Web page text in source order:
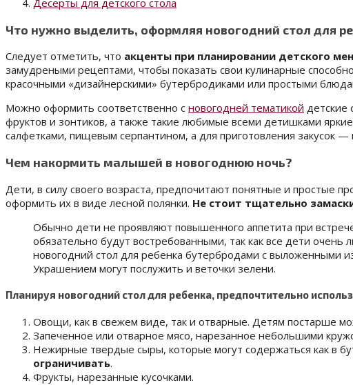
Десерты для детского стола
Что нужно выделить, оформляя новогодний стол для
Следует отметить, что акценты при планировании детского
замудреными рецептами, чтобы показать свои кулинарные
красочными «дизайнерскими» бутербродиками или простыми
Можно оформить соответственно с новогодней тематикой детские
фруктов и зонтиков, а также такие любимые всеми детишками
салфетками, пищевым серпантином, а для приготовления закусок
Чем накормить малышей в новогоднюю ночь?
Дети, в силу своего возраста, предпочитают понятные и простые
оформить их в виде лесной полянки. Не стоит тщательно
Обычно дети не проявляют повышенного аппетита при
обязательно будут востребованными, так как все дети очень
новогодний стол для ребенка бутербродами с выложенными
Украшением могут послужить и веточки зелени.
Планируя новогодний стол для ребенка, предпочтительно
Овощи, как в свежем виде, так и отварные. Детям постарше
Запеченное или отварное мясо, нарезанное небольшими
Нежирные твердые сыры, которые могут содержаться как в
ограничивать.
Фрукты, нарезанные кусочками.